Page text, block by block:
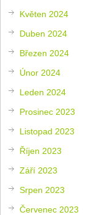
Květen 2024
Duben 2024
Březen 2024
Únor 2024
Leden 2024
Prosinec 2023
Listopad 2023
Říjen 2023
Září 2023
Srpen 2023
Červenec 2023